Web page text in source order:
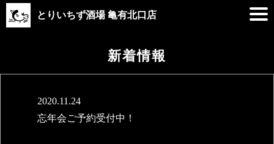
とりいちず酒場 亀有北口店
新着情報
2020.11.24
忘年会ご予約受付中！